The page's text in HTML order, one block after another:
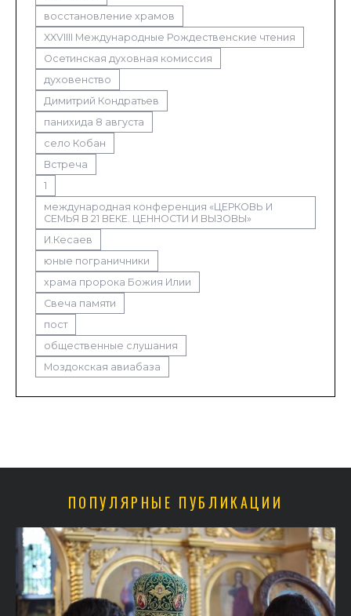
восстановление храмов
XXVIIII Международные Рождественские чтения
Осетинская духовная комиссия
духовенство
Димитрий Кондратьев
панихида 8 августа
село Кобан
Встреча
1
международная конференция «ЦЕРКОВЬ И
СЕМЬЯ В 21 ВЕКЕ. ЦЕННОСТИ И ВЫЗОВЫ»
И.Кесаев
юные пограничники
храма пророка Божия Илии
Свеча памяти
пост
общественные слушания
Моздокская авиабаза
ПОПУЛЯРНЫЕ ПУБЛИКАЦИИ